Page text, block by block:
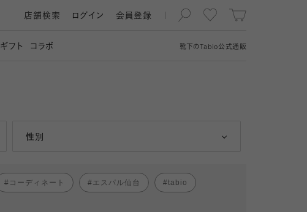
靴下の Tabio公式通販
店舗検索 ログイン 会員登録
ギフト コラボ
性別
女性
コーディネート エスパル仙台 tabio